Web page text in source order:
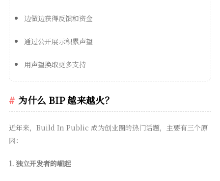
边做边获得反馈和资金
通过公开展示积累声望
用声望换取更多支持
为什么 BIP 越来越火？
近年来，Build In Public 成为创业圈的热门话题，主要有三个原
因：
1. 独立开发者的崛起